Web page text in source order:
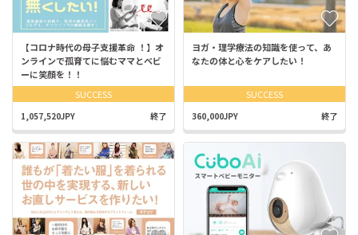
【コロナ時代の母子支援革命 ！】オ
ンラインで孤育てに悩むママとベビ
ーに笑顔を！！
SUCCESS
1,057,520JPY 終了
ヨガ・理学療法の知識を使って、あ
なたの体と心をケアしたい！
SUCCESS
360,000JPY 終了